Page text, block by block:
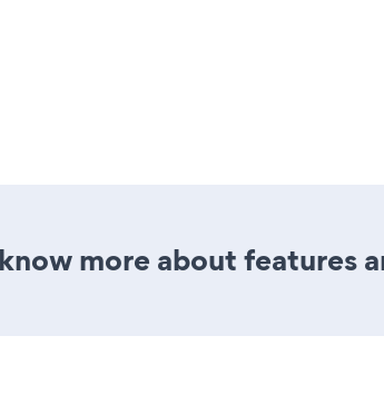
more about features